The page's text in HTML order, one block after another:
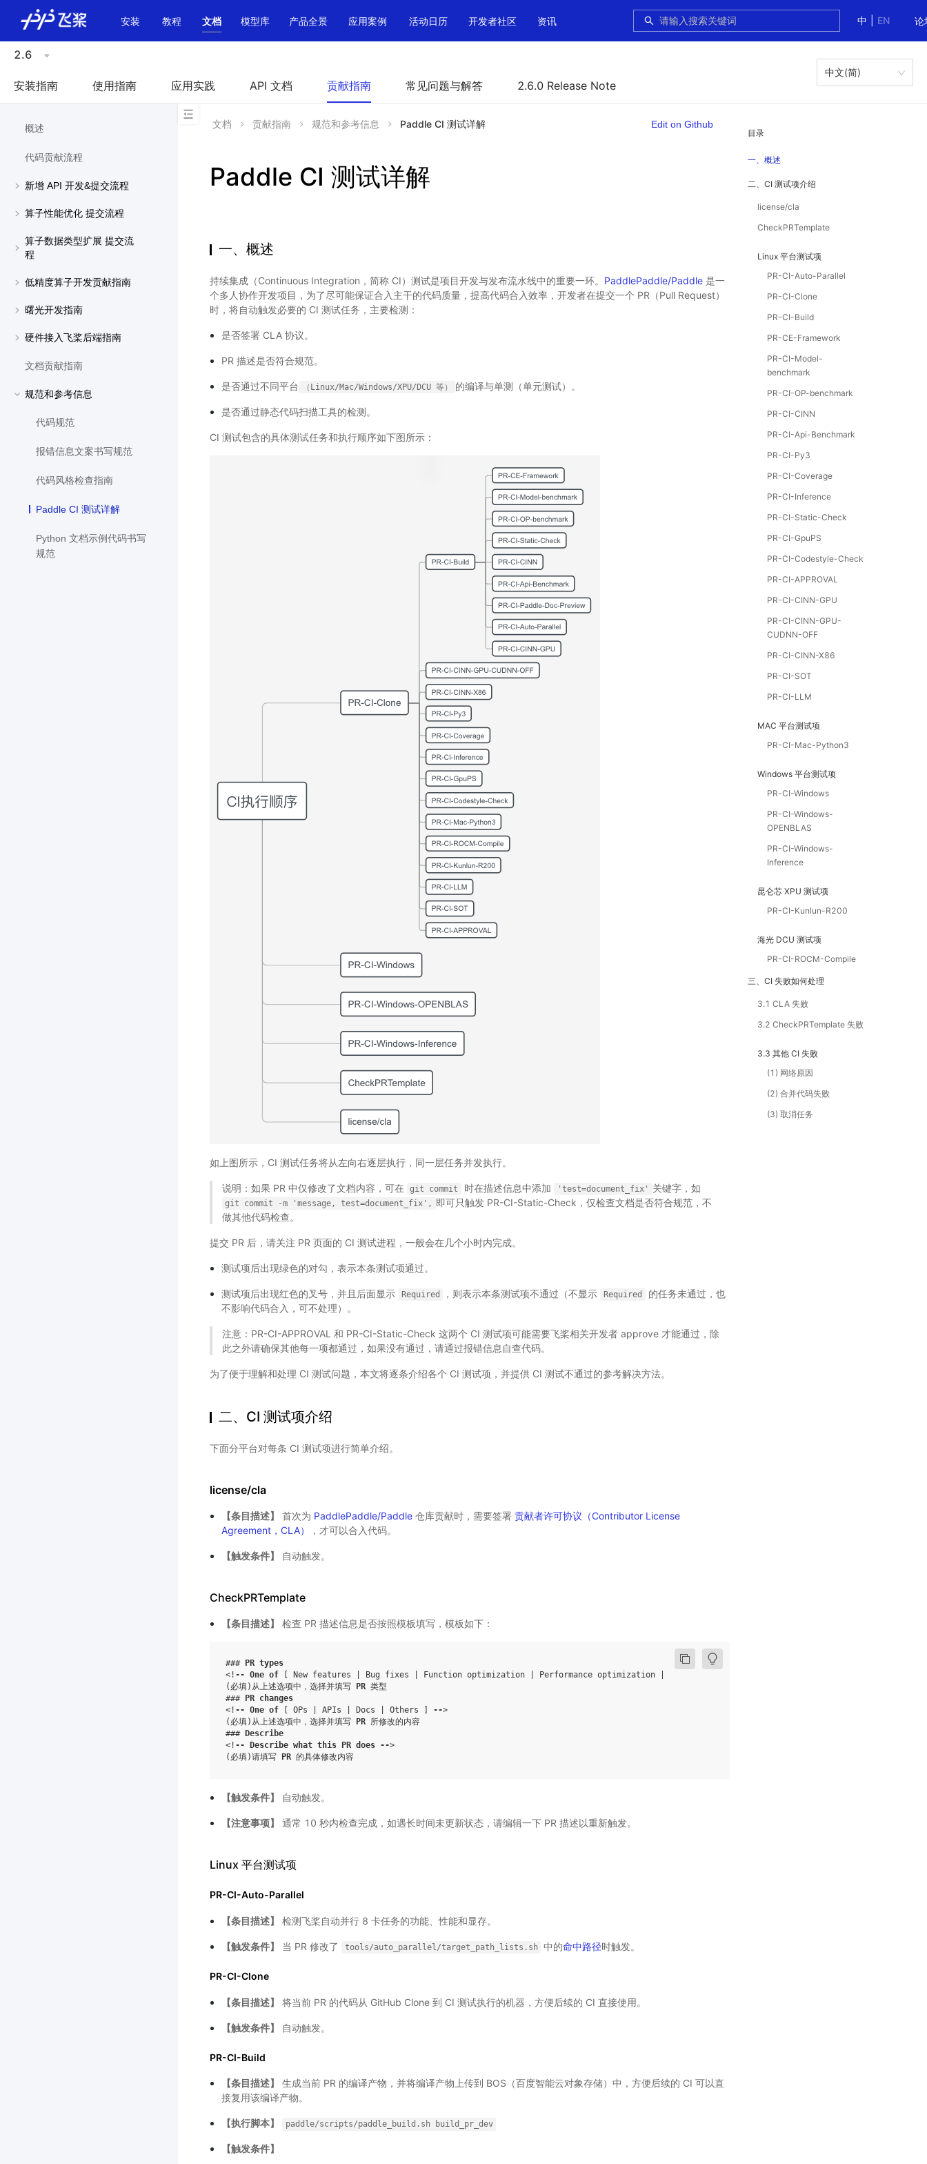
中
EN 论
安装 教程 文档 模型库 产品全景 应用案例 活动日历 开发者社区 资讯
2.6
安装指南 使用指南 应用实践 API 文档 贡献指南 常见问题与解答 2.6.0 Release Note
中文(简)
概述
代码贡献流程
新增 API 开发&提交流程
算子性能优化 提交流程
算子数据类型扩展 提交流
程
低精度算子开发贡献指南
曙光开发指南
硬件接入飞桨后端指南
文档贡献指南
规范和参考信息
代码规范
报错信息文案书写规范
代码风格检查指南
Paddle CI 测试详解
Python 文档示例代码书写
规范
目录
一、概述
二、CI 测试项介绍
license/cla
CheckPRTemplate
Linux 平台测试项
PR-CI-Auto-Parallel
PR-CI-Clone
PR-CI-Build
PR-CE-Framework
PR-CI-Model-
benchmark
PR-CI-OP-benchmark
PR-CI-CINN
PR-CI-Api-Benchmark
PR-CI-Py3
PR-CI-Coverage
PR-CI-Inference
PR-CI-Static-Check
PR-CI-GpuPS
PR-CI-Codestyle-Check
PR-CI-APPROVAL
PR-CI-CINN-GPU
PR-CI-CINN-GPU-
CUDNN-OFF
PR-CI-CINN-X86
PR-CI-SOT
PR-CI-LLM
MAC 平台测试项
PR-CI-Mac-Python3
Windows 平台测试项
PR-CI-Windows
PR-CI-Windows-
OPENBLAS
PR-CI-Windows-
Inference
昆仑芯 XPU 测试项
PR-CI-Kunlun-R200
海光 DCU 测试项
PR-CI-ROCM-Compile
三、CI 失败如何处理
3.1 CLA 失败
3.2 CheckPRTemplate 失败
3.3 其他 CI 失败
(1) 网络原因
(2) 合并代码失败
(3) 取消任务
文档 贡献指南 规范和参考信息 Paddle CI 测试详解 Edit on Github
Paddle CI 测试详解
一、概述
持续集成（Continuous Integration，简称 CI）测试是项目开发与发布流水线中的重要一环。 PaddlePaddle/Paddle 是一
个多人协作开发项目，为了尽可能保证合入主干的代码质量，提高代码合入效率，开发者在提交一个 PR（Pull Request）
时，将自动触发必要的 CI 测试任务，主要检测：
是否签署 CLA 协议。
PR 描述是否符合规范。
是否通过不同平台 （Linux/Mac/Windows/XPU/DCU 等） 的编译与单测（单元测试）。
是否通过静态代码扫描工具的检测。
CI 测试包含的具体测试任务和执行顺序如下图所示：
如上图所示，CI 测试任务将从左向右逐层执行，同一层任务并发执行。
说明：如果 PR 中仅修改了文档内容，可在 git commit 时在描述信息中添加 'test=document_fix' 关键字，如
git commit -m 'message, test=document_fix', 即可只触发 PR-CI-Static-Check，仅检查文档是否符合规范，不
做其他代码检查。
提交 PR 后，请关注 PR 页面的 CI 测试进程，一般会在几个小时内完成。
测试项后出现绿色的对勾，表示本条测试项通过。
测试项后出现红色的叉号，并且后面显示 Required ，则表示本条测试项不通过（不显示 Required
的任务未通过，也
不影响代码合入，可不处理）。
注意：PR-CI-APPROVAL 和 PR-CI-Static-Check 这两个 CI 测试项可能需要飞桨相关开发者 approve 才能通过，除
此之外请确保其他每一项都通过，如果没有通过，请通过报错信息自查代码。
为了便于理解和处理 CI 测试问题，本文将逐条介绍各个 CI 测试项，并提供 CI 测试不通过的参考解决方法。
二、CI 测试项介绍
下面分平台对每条 CI 测试项进行简单介绍。
license/cla
【条目描述】 首次为 PaddlePaddle/Paddle仓库贡献时，需要签署 贡献者许可协议（Contributor License
Agreement，CLA）
，才可以合入代码。
【触发条件】 自动触发。
CheckPRTemplate
【条目描述】 检查 PR 描述信息是否按照模板填写，模板如下：
### PR types
<! -- One of [ New features | Bug fixes | Function optimization | Performance optimization | Breaking changes | Others ]
(必填)从上述选项中，选择并填写
PR
### PR changes
<! -- One of [ OPs | APIs | Docs | Others ] -->
(必填)从上述选项中，选择并填写
PR
### Describe
<! -- Describe what this PR does -->
(必填)请填写
PR
【触发条件】 自动触发。
【注意事项】 通常 10 秒内检查完成，如遇长时间未更新状态，请编辑一下 PR 描述以重新触发。
Linux 平台测试项
PR-CI-Auto-Parallel
【条目描述】 检测飞桨自动并行 8 卡任务的功能、性能和显存。
【触发条件】 当 PR 修改了 tools/auto_parallel/target_path_lists.sh 中的命中路径时触发。
PR-CI-Clone
【条目描述】 将当前 PR 的代码从 GitHub Clone 到 CI 测试执行的机器，方便后续的 CI 直接使用。
【触发条件】 自动触发。
PR-CI-Build
【条目描述】
生成当前 PR 的编译产物，并将编译产物上传到 BOS（百度智能云对象存储）中，方便后续的 CI 可以直
接复用该编译产物。
【执行脚本】 paddle/scripts/paddle_build.sh build_pr_dev
【触发条件】